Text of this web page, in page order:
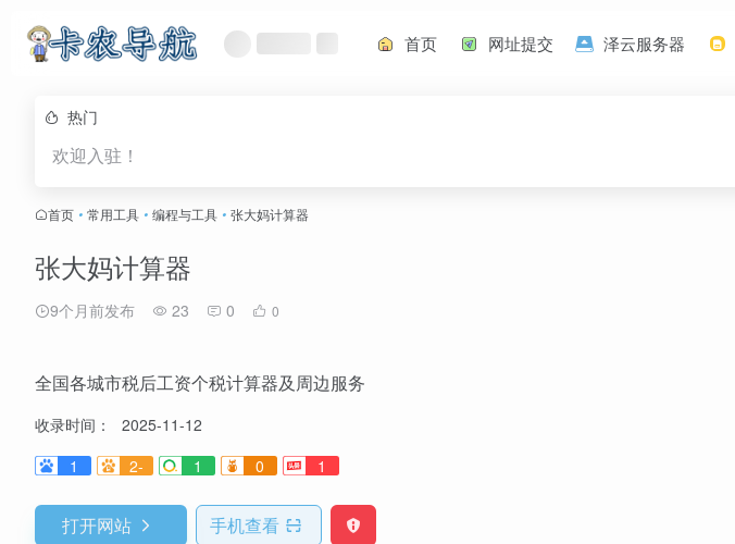
首页 网址提交 泽云服务器
热门
欢迎入驻！
首页 • 常用工具 • 编程与工具 • 张大妈计算器
张大妈计算器
9个月前发布 23 0 0
全国各城市税后工资个税计算器及周边服务
收录时间：
2025-11-12
1
2- 1 0 1
打开网站 手机查看